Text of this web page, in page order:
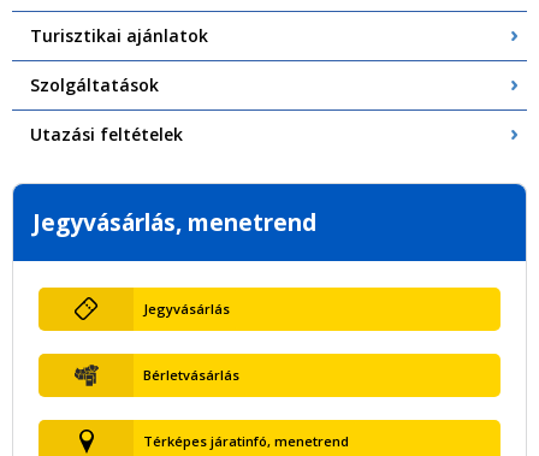
Turisztikai ajánlatok
Szolgáltatások
Utazási feltételek
Jegyvásárlás, menetrend
Jegyvásárlás
Bérletvásárlás
Térképes járatinfó, menetrend